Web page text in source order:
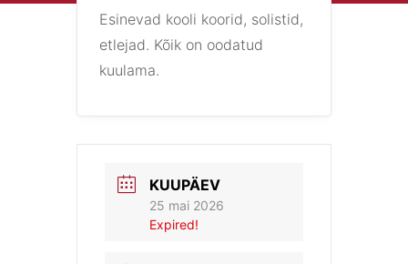
Esinevad kooli koorid, solistid,
etlejad. Kõik on oodatud
kuulama.
KUUPÄEV
25 mai 2026
Expired!